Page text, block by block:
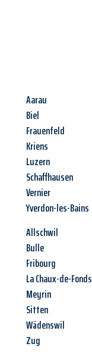
Aarau
Biel
Frauenfeld
Kriens
Luzern
Schaffhausen
Vernier
Yverdon-les-Bains
Allschwil
Bulle
Fribourg
La Chaux-de-Fonds
Meyrin
Sitten
Wädenswil
Zug